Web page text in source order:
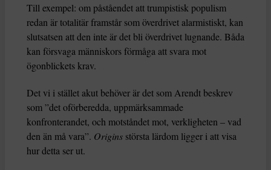
Till exempel: om påståendet att trumpistisk populism
redan är totalitär framstår som överdrivet alarmistiskt, kan
slutsatsen att den inte är det bli överdrivet lugnande. Båda
kan försvaga människors förmåga att svara mot
ögonblickets krav.
Det vi i stället akut behöver är det som Arendt beskrev
som ”det oförberedda, uppmärksammade
konfronterandet, och motståndet mot, verkligheten – vad
den än må vara”. Origins största lärdom ligger i att visa
hur detta ser ut.